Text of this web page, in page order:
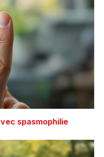
spasmophilie